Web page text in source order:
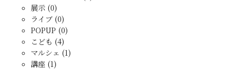
展示 (0)
ライブ (0)
POPUP (0)
こども (4)
マルシェ (1)
講座 (1)